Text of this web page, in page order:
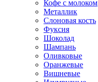
Кофе с молоком
Металлик
Слоновая кость
Фуксия
Шоколад
Шампань
Оливковые
Оранжевые
Вишневые